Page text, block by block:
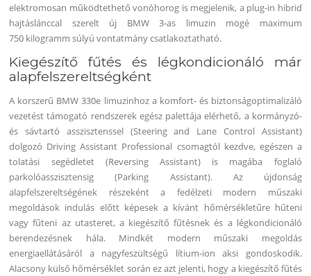
elektromosan működtethető vonóhorog is megjelenik, a plug-in hibrid
hajtáslánccal szerelt új BMW 3-as limuzin mögé maximum
750 kilogramm súlyú vontatmány csatlakoztatható.
Kiegészítő fűtés és légkondicionáló már
alapfelszereltségként
A korszerű BMW 330e limuzinhoz a komfort- és biztonságoptimalizáló
vezetést támogató rendszerek egész palettája elérhető, a kormányzó-
és sávtartó asszisztenssel (Steering and Lane Control Assistant)
dolgozó Driving Assistant Professional csomagtól kezdve, egészen a
tolatási segédletet (Reversing Assistant) is magába foglaló
parkolóasszisztensig (Parking Assistant). Az újdonság
alapfelszereltségének részeként a fedélzeti modern műszaki
megoldások indulás előtt képesek a kívánt hőmérsékletűre hűteni
vagy fűteni az utasteret, a kiegészítő fűtésnek és a légkondicionáló
berendezésnek hála. Mindkét modern műszaki megoldás
energiaellátásáról a nagyfeszültségű lítium-ion aksi gondoskodik.
Alacsony külső hőmérséklet során ez azt jelenti, hogy a kiegészítő fűtés